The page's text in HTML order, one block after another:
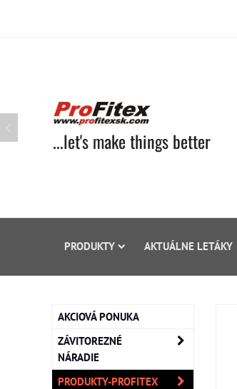
...let's make things better
PRODUKTY AKTUÁLNE LETÁKY
AKCIOVÁ PONUKA
ZÁVITOREZNÉ
NÁRADIE
PRODUKTY-PROFITEX